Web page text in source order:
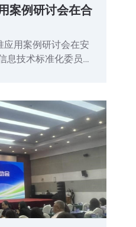
案例研讨会在合
应用案例研讨会在安
息技术标准化委员会
字教育标准完善与落